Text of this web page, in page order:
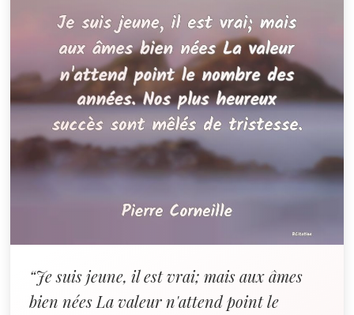
“Je suis jeune, il est vrai; mais aux âmes
bien nées La valeur n'attend point le